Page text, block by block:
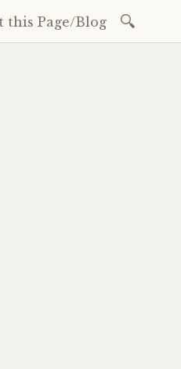
this Page/Blog